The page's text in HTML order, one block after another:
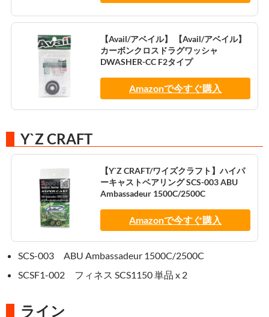
【Avail/アベイル】 【Avail/アベイル】
カーボンクロスドラグワッシャ
DWASHER-CC F2タイプ
Amazonで今すぐ購入
Y`Z CRAFT
【Y`Z CRAFT/ワイズクラフト】ハイパ
ーキャストベアリング SCS-003 ABU
Ambassadeur 1500C/2500C
Amazonで今すぐ購入
SCS-003 ABU Ambassadeur 1500C/2500C
SCSF1-002 フィネス SCS1150 単品 x 2
ライン